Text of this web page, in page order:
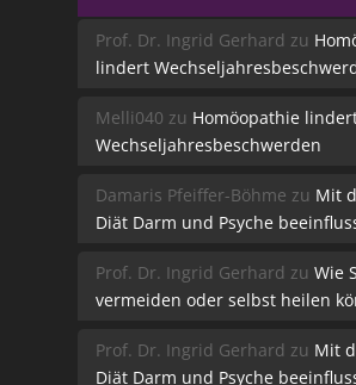
Prof. Dr. Ingrid Gerhard zu
lindert
Melli040 zu Homöopathie
Wechseljahresbeschwerden
Damaris Pfeiffer-Böhme zu Mit
Diät Darm und Psyche
Prof. Dr. Ingrid Gerhard zu Wie
vermeiden oder selbst heilen
Prof. Dr. Ingrid Gerhard zu Mit
Diät Darm und Psyche